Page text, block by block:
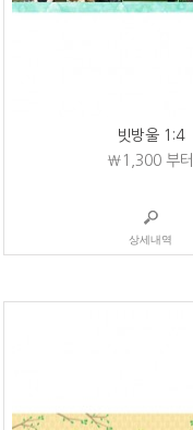
빗방울 1:4
₩1,300부터
상세내역